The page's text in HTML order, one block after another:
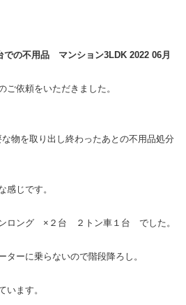
での不用品 マンション3LDK 2022 06月
依頼をいただきました。
物を取り出し終わったあとの不用品処分
感じです。
ロング ×２台 ２トン車１台 でした。
ターに乗らないので階段降ろし。
います。